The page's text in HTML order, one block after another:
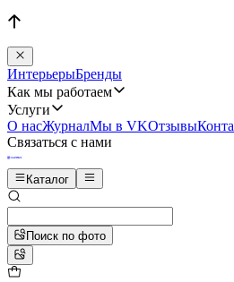
ИнтерьерыБренды
Как мы работаем
Услуги
О насЖурналМы в VKОтзывы
Связаться с нами
Каталог
Поиск по фото